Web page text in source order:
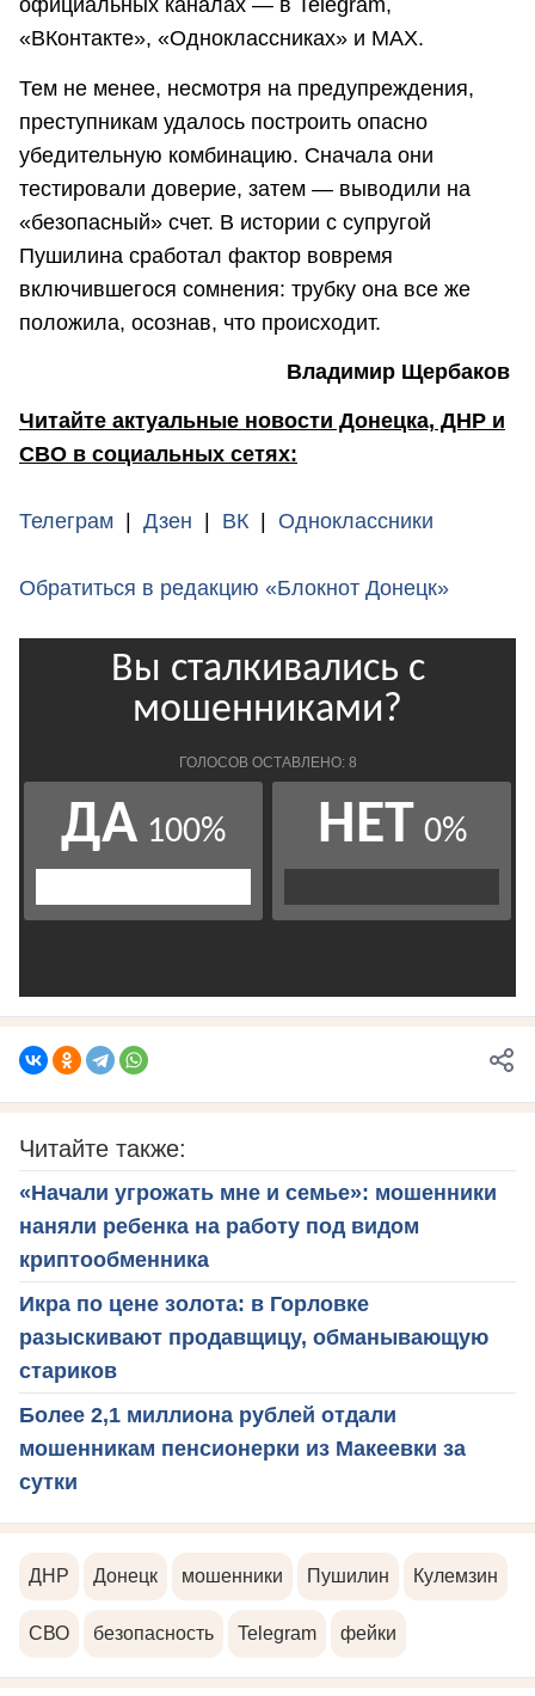
официальных каналах — в Telegram,
«ВКонтакте», «Одноклассниках» и MAX.
Тем не менее, несмотря на предупреждения,
преступникам удалось построить опасно
убедительную комбинацию. Сначала они
тестировали доверие, затем — выводили на
«безопасный» счет. В истории с супругой
Пушилина сработал фактор вовремя
включившегося сомнения: трубку она все же
положила, осознав, что происходит.
Владимир Щербаков
Читайте актуальные новости Донецка, ДНР и
СВО в социальных сетях:
Телеграм Дзен ВК Одноклассники
Обратиться в редакцию «Блокнот Донецк»
Читайте также:
«Начали угрожать мне и семье»: мошенники
наняли ребенка на работу под видом
криптообменника
Икра по цене золота: в Горловке
разыскивают продавщицу, обманывающую
стариков
Более 2,1 миллиона рублей отдали
мошенникам пенсионерки из Макеевки за
сутки
ДНР Донецк мошенники Пушилин Кулемзин
СВО безопасность Telegram фейки